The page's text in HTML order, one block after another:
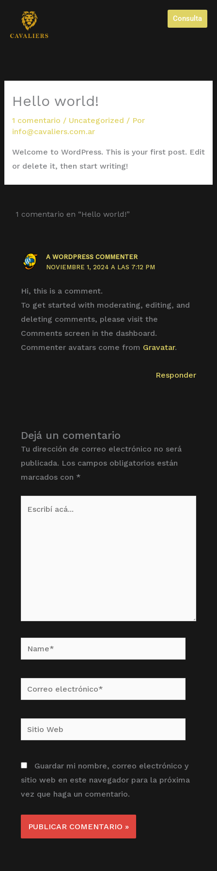
contenido
Consulta
Hello world!
1 comentario / Uncategorized / Por
info@cavaliers.com.ar
Welcome to WordPress. This is your first post. Edit
or delete it, then start writing!
1 comentario en “Hello world!”
A WORDPRESS COMMENTER
NOVIEMBRE 1, 2024 A LAS 7:12 PM
Hi, this is a comment.
To get started with moderating, editing, and
deleting comments, please visit the
Comments screen in the dashboard.
Commenter avatars come from Gravatar.
Responder
Dejá un comentario
Tu dirección de correo electrónico no será
publicada. Los campos obligatorios están
marcados con *
Name*
Correo
electrónico*
Sitio
Web
Guardar mi nombre, correo electrónico y
sitio web en este navegador para la próxima
vez que haga un comentario.